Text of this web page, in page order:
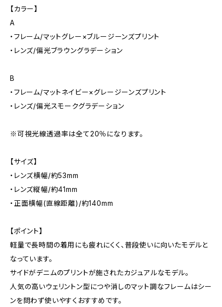
【カラー】
A
・フレーム/マットグレー×ブルージーンズプリント
・レンズ/偏光ブラウングラデーション
B
・フレーム/マットネイビー×グレージーンズプリント
・レンズ/偏光スモークグラデーション
※可視光線透過率は全て20％になります。
【サイズ】
・レンズ横幅/約53mm
・レンズ縦幅/約41mm
・正面横幅(直線距離)/約140mm
【ポイント】
軽量で長時間の着用にも疲れにくく、普段使いに向いたモデルと
なっています。
サイドがデニムのプリントが施されたカジュアルなモデル。
人気の高いウェリントン型につや消しのマット調なフレームはシー
ンを問わず使いやすくおすすめです。